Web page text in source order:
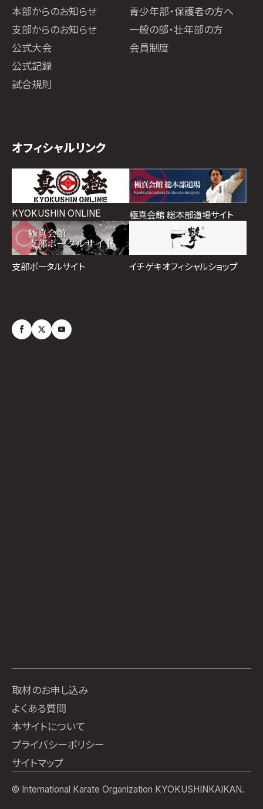
本部からのお知らせ
支部からのお知らせ
公式大会
公式記録
試合規則
青少年部・保護者の方へ
一般の部・壮年部の方
会員制度
オフィシャルリンク
KYOKUSHIN ONLINE 極真会館 総本部道場サイト
支部ポータルサイト イチゲキオフィシャルショップ
取材のお申し込み
よくある質問
本サイトについて
プライバシーポリシー
サイトマップ
© International Karate Organization KYOKUSHINKAIKAN.